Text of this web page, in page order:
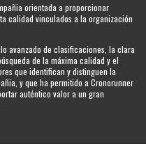
orientada a proporcionar
calidad vinculados a la organización
avanzado de clasificaciones, la clara
de la máxima calidad y el
que identifican y distinguen la
y que ha permitido a Cronorunner
auténtico valor a un gran